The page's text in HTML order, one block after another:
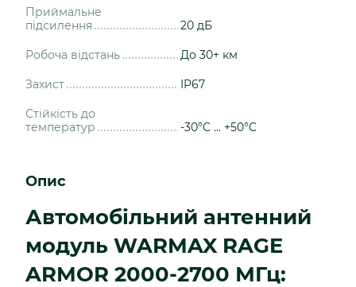
Приймальне
підсилення
20 дБ
Робоча відстань До 30+ км
Захист IP67
Стійкість до
температур
-30°C ... +50°C
Опис
Автомобільний антенний
модуль WARMAX RAGE
ARMOR 2000-2700 МГц: